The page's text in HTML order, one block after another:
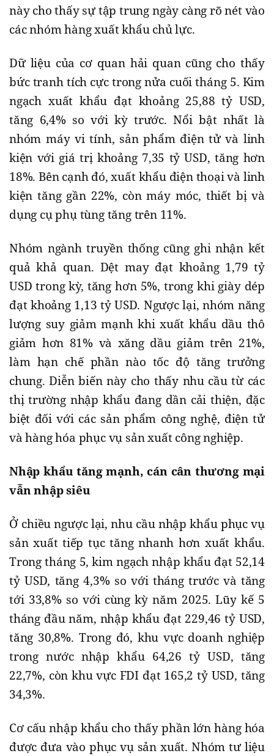
này cho thấy sự tập trung ngày càng rõ nét vào
các nhóm hàng xuất khẩu chủ lực.
Dữ liệu của cơ quan hải quan cũng cho thấy
bức tranh tích cực trong nửa cuối tháng 5. Kim
ngạch xuất khẩu đạt khoảng 25,88 tỷ USD,
tăng 6,4% so với kỳ trước. Nổi bật nhất là
nhóm máy vi tính, sản phẩm điện tử và linh
kiện với giá trị khoảng 7,35 tỷ USD, tăng hơn
18%. Bên cạnh đó, xuất khẩu điện thoại và linh
kiện tăng gần 22%, còn máy móc, thiết bị và
dụng cụ phụ tùng tăng trên 11%.
Nhóm ngành truyền thống cũng ghi nhận kết
quả khả quan. Dệt may đạt khoảng 1,79 tỷ
USD trong kỳ, tăng hơn 5%, trong khi giày dép
đạt khoảng 1,13 tỷ USD. Ngược lại, nhóm năng
lượng suy giảm mạnh khi xuất khẩu dầu thô
giảm hơn 81% và xăng dầu giảm trên 21%,
làm hạn chế phần nào tốc độ tăng trưởng
chung. Diễn biến này cho thấy nhu cầu từ các
thị trường nhập khẩu đang dần cải thiện, đặc
biệt đối với các sản phẩm công nghệ, điện tử
và hàng hóa phục vụ sản xuất công nghiệp.
Nhập khẩu tăng mạnh, cán cân thương mại
vẫn nhập siêu
Ở chiều ngược lại, nhu cầu nhập khẩu phục vụ
sản xuất tiếp tục tăng nhanh hơn xuất khẩu.
Trong tháng 5, kim ngạch nhập khẩu đạt 52,14
tỷ USD, tăng 4,3% so với tháng trước và tăng
tới 33,8% so với cùng kỳ năm 2025. Lũy kế 5
tháng đầu năm, nhập khẩu đạt 229,46 tỷ USD,
tăng 30,8%. Trong đó, khu vực doanh nghiệp
trong nước nhập khẩu 64,26 tỷ USD, tăng
22,7%, còn khu vực FDI đạt 165,2 tỷ USD, tăng
34,3%.
Cơ cấu nhập khẩu cho thấy phần lớn hàng hóa
được đưa vào phục vụ sản xuất. Nhóm tư liệu